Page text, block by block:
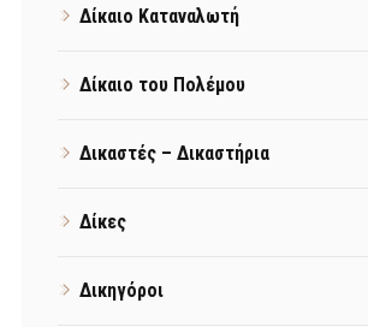
Δίκαιο Καταναλωτή
Δίκαιο του Πολέμου
Δικαστές – Δικαστήρια
Δίκες
Δικηγόροι